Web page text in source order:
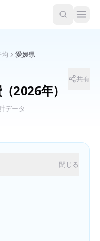
愛媛県
（2026年）
データ
共有
閉じる